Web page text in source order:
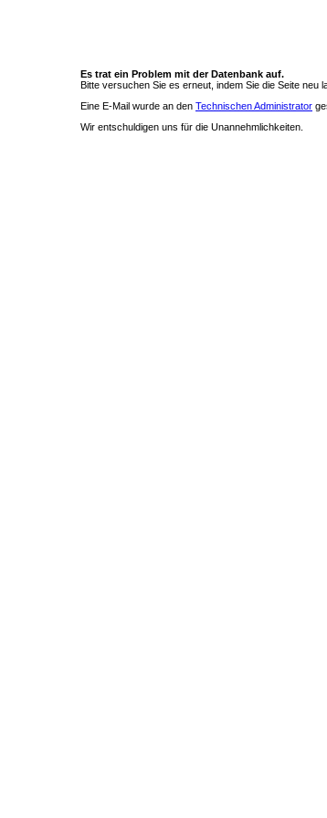
Es trat ein Problem mit der Datenbank auf.
Bitte versuchen Sie es erneut, indem Sie die Seite neu
Eine E-Mail wurde an den Technischen Administrator
Wir entschuldigen uns für die Unannehmlichkeiten.